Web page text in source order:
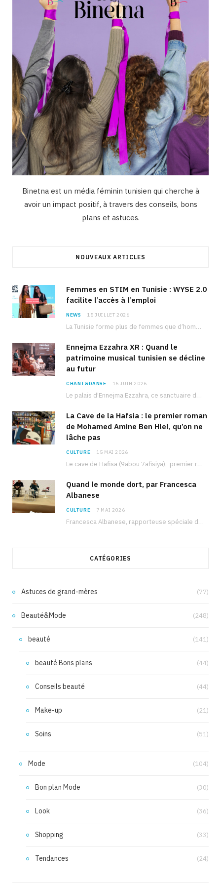
e
I
Binetna est un média féminin tunisien qui cherche à
avoir un impact positif, à travers des conseils, bons
plans et astuces.
NOUVEAUX ARTICLES
Femmes en STIM en Tunisie : WYSE 2.0
facilite l’accès à l’emploi
NEWS 15 JUILLET 2026
La Tunisie forme plus de femmes que d’hommes dans les filières scientifiques. Pourtant, pour beaucoup…
Ennejma Ezzahra XR : Quand le
patrimoine musical tunisien se décline
au futur
CHANT&DANSE 16 JUIN 2026
Le palais d’Ennejma Ezzahra, ce sanctuaire de la musique tunisienne et méditerranéenne construit par le…
La Cave de la Hafsia : le premier roman
de Mohamed Amine Ben Hlel, qu’on ne
lâche pas
CULTURE 15 MAI 2026
Le cave de Hafisa (9abou 7afisiya), premier roman du journaliste tunisien Mohamed Amine Ben Hlel,…
Quand le monde dort, par Francesca
Albanese
CULTURE 7 MAI 2026
Francesca Albanese, rapporteuse spéciale de l’ONU sur les territoires palestiniens occupés, était à Tunis pour…
CATÉGORIES
Astuces de grand-mères (77)
Beauté&Mode (248)
beauté (141)
beauté Bons plans (44)
Conseils beauté (44)
Make-up (21)
Soins (51)
Mode (104)
Bon plan Mode (30)
Look (36)
Shopping (33)
Tendances (24)